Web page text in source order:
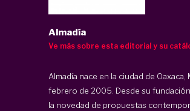
Almadía
Ve más sobre esta editorial y su
Almadía nace en la ciudad de Oaxaca,
febrero de 2005. Desde su
la novedad de propuestas